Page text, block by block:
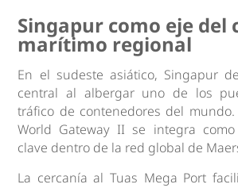
Singapur como eje del
marítimo regional
En el sudeste asiático, Singapur
central al albergar uno de los
tráfico de contenedores del mundo.
World Gateway II se integra
clave dentro de la red global de
La cercanía al Tuas Mega Port